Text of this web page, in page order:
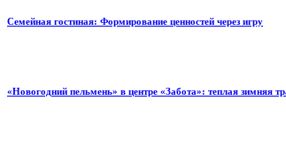
Семейная гостиная: Формирование ценностей через игру
«Новогодний пельмень» в центре «Забота»: теплая зимняя